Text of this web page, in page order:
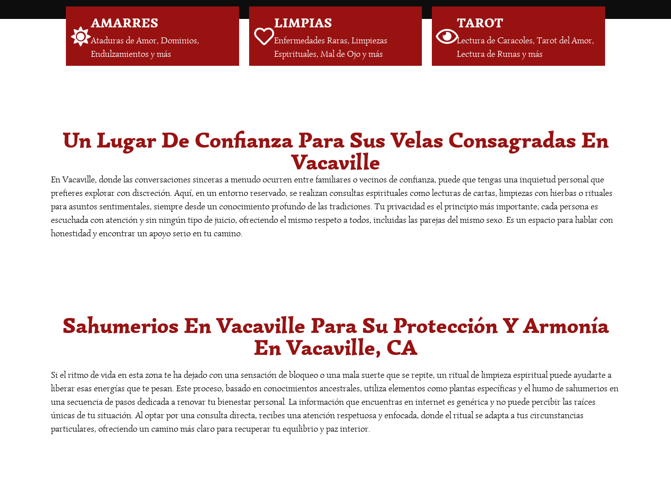
AMARRES
Ataduras de Amor, Dominios,
Endulzamientos y más
LIMPIAS
Enfermedades Raras, Limpiezas
Espirituales, Mal de Ojo y más
TAROT
Lectura de Caracoles, Tarot del Amor,
Lectura de Runas y más
Un Lugar De Confianza Para Sus Velas Consagradas En
Vacaville
En Vacaville, donde las conversaciones sinceras a menudo ocurren entre familiares o vecinos de confianza, puede que tengas una inquietud personal que
prefieres explorar con discreción. Aquí, en un entorno reservado, se realizan consultas espirituales como lecturas de cartas, limpiezas con hierbas o rituales
para asuntos sentimentales, siempre desde un conocimiento profundo de las tradiciones. Tu privacidad es el principio más importante; cada persona es
escuchada con atención y sin ningún tipo de juicio, ofreciendo el mismo respeto a todos, incluidas las parejas del mismo sexo. Es un espacio para hablar con
honestidad y encontrar un apoyo serio en tu camino.
Sahumerios En Vacaville Para Su Protección Y Armonía
En Vacaville, CA
Si el ritmo de vida en esta zona te ha dejado con una sensación de bloqueo o una mala suerte que se repite, un ritual de limpieza espiritual puede ayudarte a
liberar esas energías que te pesan. Este proceso, basado en conocimientos ancestrales, utiliza elementos como plantas específicas y el humo de sahumerios en
una secuencia de pasos dedicada a renovar tu bienestar personal. La información que encuentras en internet es genérica y no puede percibir las raíces
únicas de tu situación. Al optar por una consulta directa, recibes una atención respetuosa y enfocada, donde el ritual se adapta a tus circunstancias
particulares, ofreciendo un camino más claro para recuperar tu equilibrio y paz interior.